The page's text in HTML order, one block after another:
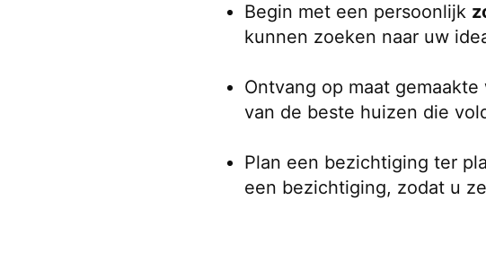
Begin met een persoonlijk
kunnen zoeken naar uw
Ontvang op maat
van de beste huizen die
Plan een bezichtiging ter
een bezichtiging, zodat u